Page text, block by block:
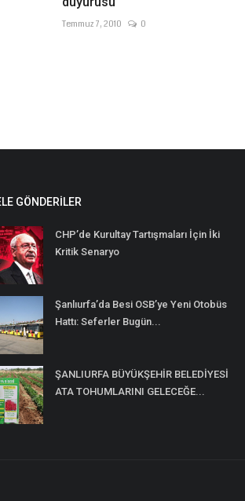
Temmuz 7, 2010 0
GÖNDERILER
CHP’de Kurultay Tartışmaları İçin İki
Kritik Senaryo
Şanlıurfa’da Besi OSB’ye Yeni Otobüs
Hattı: Seferler Bugün...
ŞANLIURFA BÜYÜKŞEHİR BELEDİYESİ
ATA TOHUMLARINI GELECEĞE...